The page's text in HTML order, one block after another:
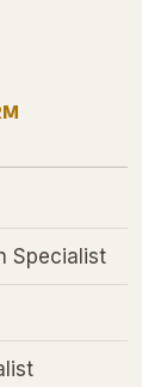
Specialist